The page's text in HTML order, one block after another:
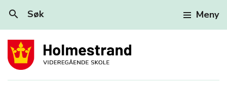
search Søk Meny